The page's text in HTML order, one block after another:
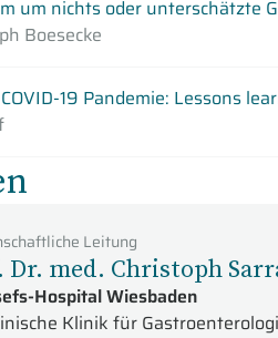
um nichts oder unterschätzte
Boesecke
19 Pandemie: Lessons
Leitung
Dr. med. Christoph
Hospital Wiesbaden
Klinik für